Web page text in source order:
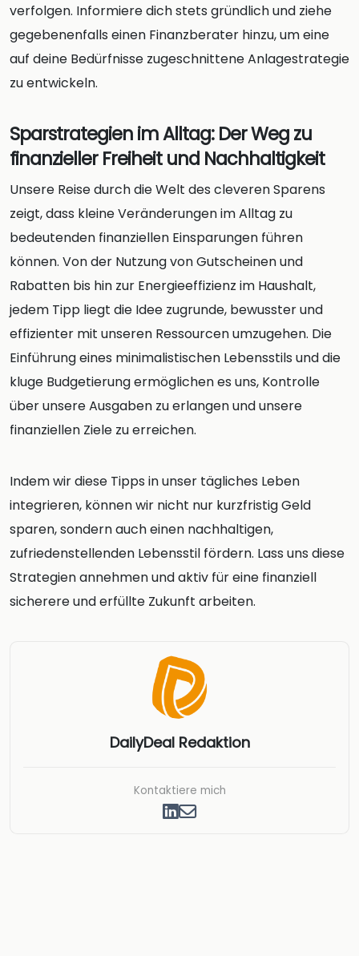
verfolgen. Informiere dich stets gründlich und ziehe
gegebenenfalls einen Finanzberater hinzu, um eine
auf deine Bedürfnisse zugeschnittene Anlagestrategie
zu entwickeln.
Sparstrategien im Alltag: Der Weg zu
finanzieller Freiheit und Nachhaltigkeit
Unsere Reise durch die Welt des cleveren Sparens
zeigt, dass kleine Veränderungen im Alltag zu
bedeutenden finanziellen Einsparungen führen
können. Von der Nutzung von Gutscheinen und
Rabatten bis hin zur Energieeffizienz im Haushalt,
jedem Tipp liegt die Idee zugrunde, bewusster und
effizienter mit unseren Ressourcen umzugehen. Die
Einführung eines minimalistischen Lebensstils und die
kluge Budgetierung ermöglichen es uns, Kontrolle
über unsere Ausgaben zu erlangen und unsere
finanziellen Ziele zu erreichen.
Indem wir diese Tipps in unser tägliches Leben
integrieren, können wir nicht nur kurzfristig Geld
sparen, sondern auch einen nachhaltigen,
zufriedenstellenden Lebensstil fördern. Lass uns diese
Strategien annehmen und aktiv für eine finanziell
sicherere und erfüllte Zukunft arbeiten.
DailyDeal Redaktion
Kontaktiere mich